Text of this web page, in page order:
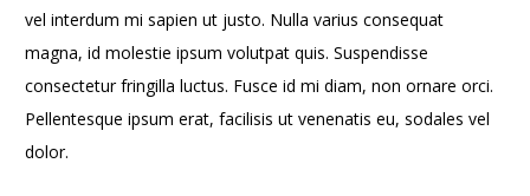
vel interdum mi sapien ut justo. Nulla varius consequat
magna, id molestie ipsum volutpat quis. Suspendisse
consectetur fringilla luctus. Fusce id mi diam, non ornare orci.
Pellentesque ipsum erat, facilisis ut venenatis eu, sodales vel
dolor.